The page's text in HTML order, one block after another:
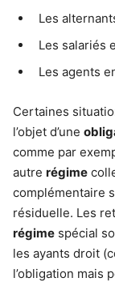
Les
Les salariés
Les agents
Certaines
l’objet d’une
comme par
autre régime
complémentaire
résiduelle. Les
régime spécial
les ayants droit
l’obligation mais